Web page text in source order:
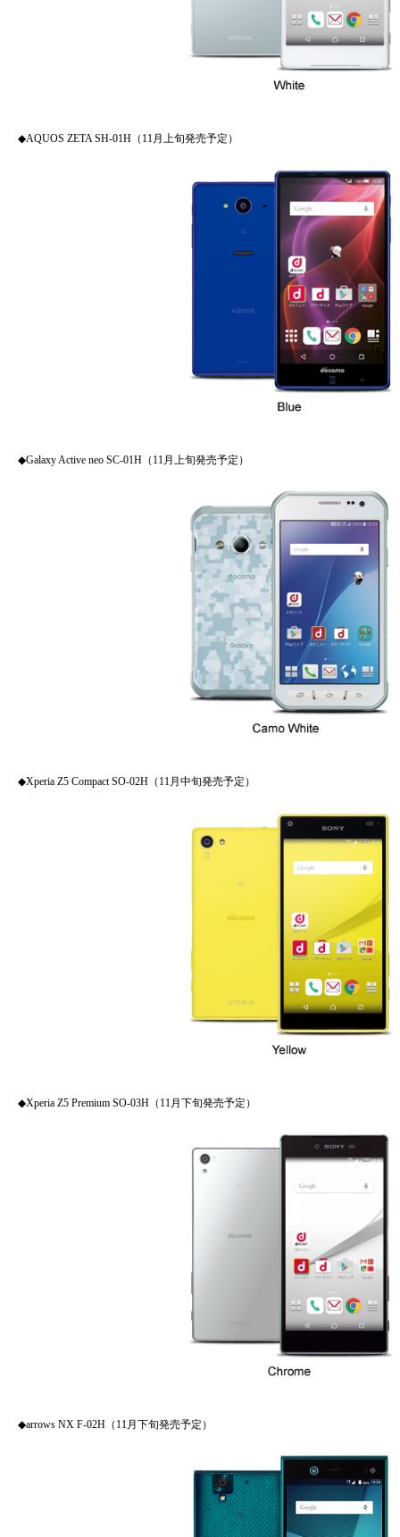
◆AQUOS ZETA SH-01H（11月上旬発売予定）
◆Galaxy Active neo SC-01H（11月上旬発売予定）
◆Xperia Z5 Compact SO-02H（11月中旬発売予定）
◆Xperia Z5 Premium SO-03H（11月下旬発売予定）
◆arrows NX F-02H（11月下旬発売予定）